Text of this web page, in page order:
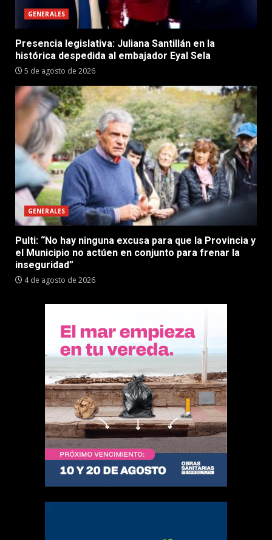
GENERALES
Presencia legislativa: Juliana Santillán en la
histórica despedida al embajador Eyal Sela
5 de agosto de 2026
GENERALES
Pulti: “No hay ninguna excusa para que la Provincia y
el Municipio no actúen en conjunto para frenar la
inseguridad”
4 de agosto de 2026